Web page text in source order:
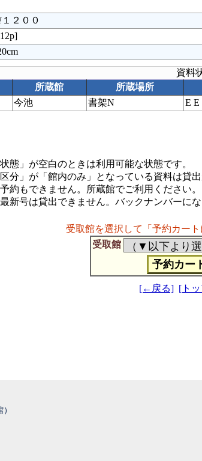
１２００
資料
所蔵館 所蔵場所
今池 書架N E E
状態」が空白のときは利用可能な状態です。
区分」が「館内のみ」となっている資料は貸
約もできません。所蔵館でご利用ください。
新号は貸出できません。バックナンバーにな
受取館を選択して「予約カー
受取館
[←戻る] [ト